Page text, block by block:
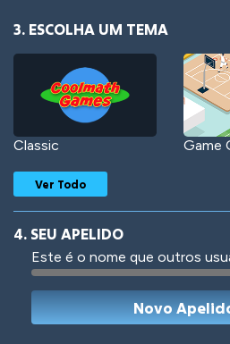
3. ESCOLHA UM TEMA
Classic Game
Woof Jungle
Ver Todo
4. SEU APELIDO
Este é o nome que outros